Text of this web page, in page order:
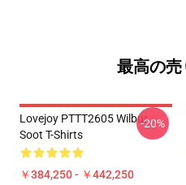
最高の
Lovejoy PTTT2605 Wilbur
Soot T-Shirts
￥384,250 - ￥442,250
-20%